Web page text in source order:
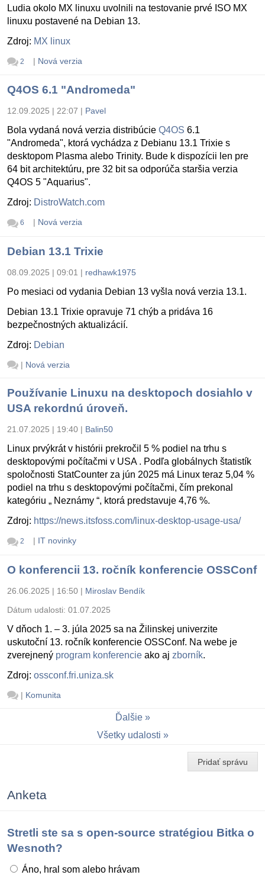
Ludia okolo MX linuxu uvolnili na testovanie prvé ISO MX
linuxu postavené na Debian 13.
Zdroj: MX linux
2 | Nová verzia
Q4OS 6.1 "Andromeda"
12.09.2025 | 22:07 | Pavel
Bola vydaná nová verzia distribúcie Q4OS 6.1
"Andromeda", ktorá vychádza z Debianu 13.1 Trixie s
desktopom Plasma alebo Trinity. Bude k dispozícii len pre
64 bit architektúru, pre 32 bit sa odporúča staršia verzia
Q4OS 5 "Aquarius".
Zdroj: DistroWatch.com
6 | Nová verzia
Debian 13.1 Trixie
08.09.2025 | 09:01 | redhawk1975
Po mesiaci od vydania Debian 13 vyšla nová verzia 13.1.
Debian 13.1 Trixie opravuje 71 chýb a pridáva 16
bezpečnostných aktualizácií.
Zdroj: Debian
| Nová verzia
Používanie Linuxu na desktopoch dosiahlo v
USA rekordnú úroveň.
21.07.2025 | 19:40 | Balin50
Linux prvýkrát v histórii prekročil 5 % podiel na trhu s
desktopovými počítačmi v USA . Podľa globálnych štatistík
spoločnosti StatCounter za jún 2025 má Linux teraz 5,04 %
podiel na trhu s desktopovými počítačmi, čím prekonal
kategóriu „ Neznámy “, ktorá predstavuje 4,76 %.
Zdroj: https://news.itsfoss.com/linux-desktop-usage-usa/
2 | IT novinky
O konferencii 13. ročník konferencie OSSConf
26.06.2025 | 16:50 | Miroslav Bendík
Dátum udalosti: 01.07.2025
V dňoch 1. – 3. júla 2025 sa na Žilinskej univerzite
uskutoční 13. ročník konferencie OSSConf. Na webe je
zverejnený program konferencie ako aj zborník.
Zdroj: ossconf.fri.uniza.sk
| Komunita
Ďalšie
Všetky udalosti
Pridať správu
Anketa
Stretli ste sa s open-source stratégiou Bitka o
Wesnoth?
Áno, hral som alebo hrávam